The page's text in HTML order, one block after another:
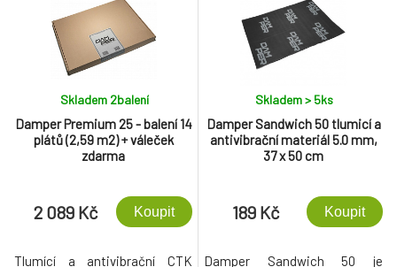
Damper Premium 25 - balení 14
plátů (2,59 m2) + váleček
zdarma
Skladem 2balení
2 089 Kč Koupit
Tlumící a antivibrační CTK
Damper Sandwich 50 tlumicí a
antivibrační materiál 5.0 mm,
37 x 50 cm
Skladem > 5ks
189 Kč Koupit
Damper Sandwich 50 je